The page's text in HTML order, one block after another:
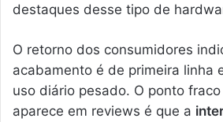
destaques desse tipo de
O retorno dos consumidores
acabamento é de primeira linha
uso diário pesado. O ponto
aparece em reviews é que a